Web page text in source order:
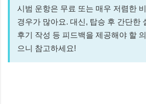
시범 운항은 무료 또는 매우 저렴한
경우가 많아요. 대신, 탑승 후 간단한
후기 작성 등 피드백을 제공해야 할
으니 참고하세요!